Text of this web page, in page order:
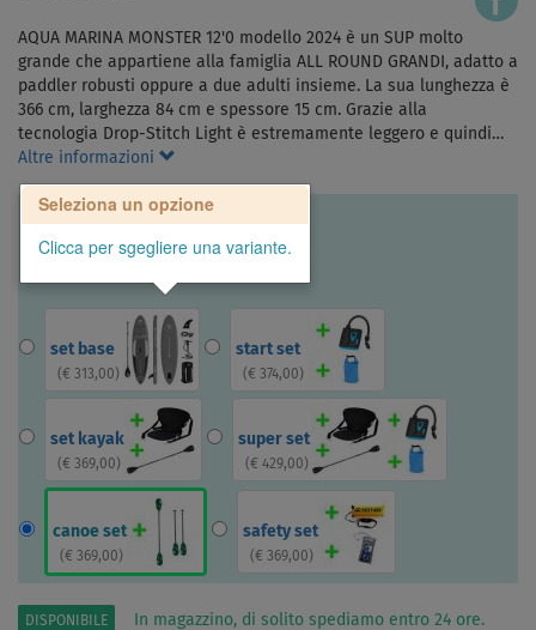
AQUA MARINA MONSTER 12'0 modello 2024 è un SUP molto
grande che appartiene alla famiglia ALL ROUND GRANDI, adatto a
paddler robusti oppure a due adulti insieme. La sua lunghezza è
366 cm, larghezza 84 cm e spessore 15 cm. Grazie alla
tecnologia Drop-Stitch Light è estremamente leggero e quindi…
Altre informazioni
Seleziona un opzione
Clicca per sgegliere una variante.
set base
( € 313,00)
start set
(€ 374,00)
set kayak
( € 369,00)
super set
( € 429,00)
canoe set
( € 369,00)
safety set
( € 369,00)
DISPONIBILE In magazzino, di solito spediamo entro 24 ore.